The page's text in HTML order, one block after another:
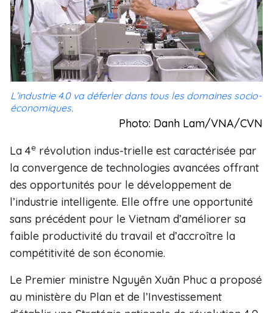
L’industrie 4.0 va déferler dans tous les domaines socio-
économiques.
Photo: Danh Lam/VNA/CVN
La 4e révolution indus-trielle est caractérisée par
la convergence de technologies avancées offrant
des opportunités pour le développement de
l’industrie intelligente. Elle offre une opportunité
sans précédent pour le Vietnam d’améliorer sa
faible productivité du travail et d’accroître la
compétitivité de son économie.
Le Premier ministre Nguyên Xuân Phuc a proposé
au ministère du Plan et de l’Investissement